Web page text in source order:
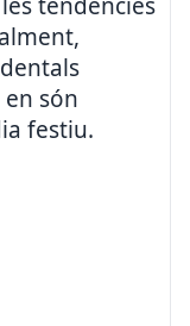
són
festiu.